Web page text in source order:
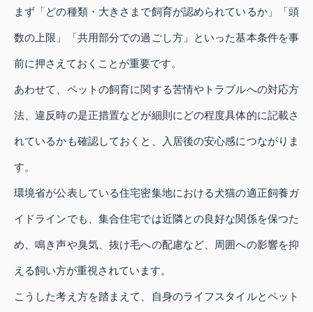
まず「どの種類・大きさまで飼育が認められているか」「頭
数の上限」「共用部分での過ごし方」といった基本条件を事
前に押さえておくことが重要です。
あわせて、ペットの飼育に関する苦情やトラブルへの対応方
法、違反時の是正措置などが細則にどの程度具体的に記載さ
れているかも確認しておくと、入居後の安心感につながりま
す。
環境省が公表している住宅密集地における犬猫の適正飼養ガ
イドラインでも、集合住宅では近隣との良好な関係を保つた
め、鳴き声や臭気、抜け毛への配慮など、周囲への影響を抑
える飼い方が重視されています。
こうした考え方を踏まえて、自身のライフスタイルとペット